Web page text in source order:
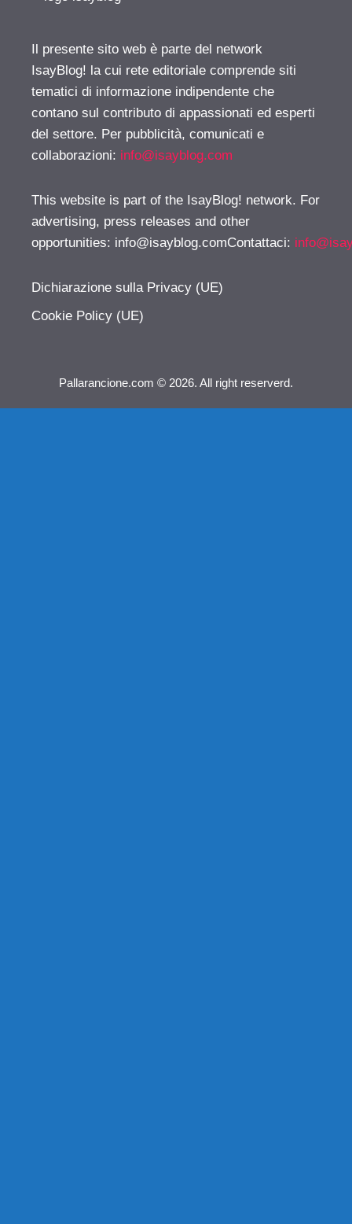
Il presente sito web è parte del network
IsayBlog! la cui rete editoriale comprende siti
tematici di informazione indipendente che
contano sul contributo di appassionati ed esperti
del settore. Per pubblicità, comunicati e
collaborazioni: info@isayblog.com
This website is part of the IsayBlog! network. For
advertising, press releases and other
opportunities: info@isayblog.comContattaci:
Dichiarazione sulla Privacy (UE)
Cookie Policy (UE)
Pallarancione.com © 2026. All right reserverd.